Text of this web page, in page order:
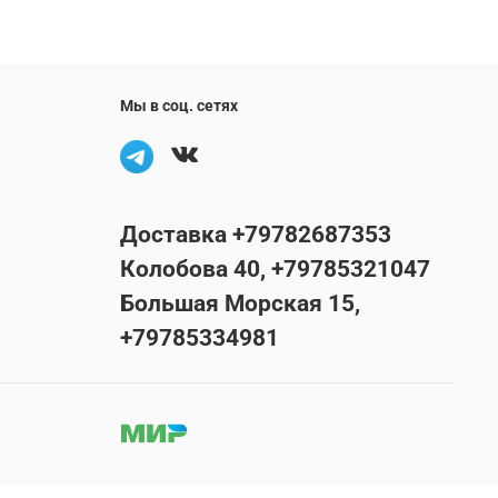
Мы в соц. сетях
Доставка +79782687353
Колобова 40, +79785321047
Большая Морская 15,
+79785334981